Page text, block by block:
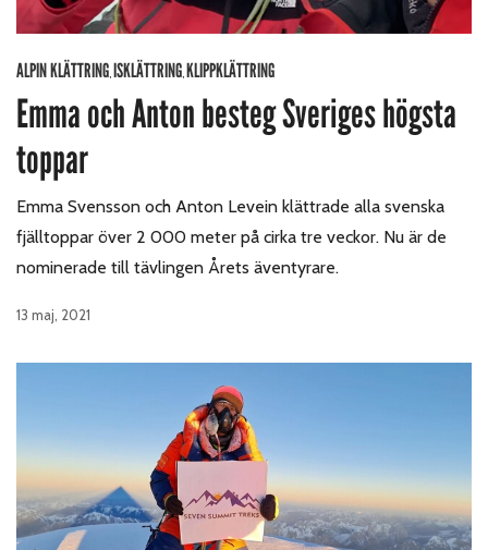
ALPIN KLÄTTRING,ISKLÄTTRING,KLIPPKLÄTTRING
Emma och Anton besteg Sveriges högsta
toppar
Emma Svensson och Anton Levein klättrade alla svenska
fjälltoppar över 2 000 meter på cirka tre veckor. Nu är de
nominerade till tävlingen Årets äventyrare.
13 maj, 2021